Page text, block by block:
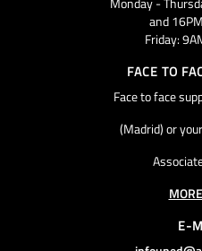
and
Friday:
FACE TO
Face to face
(Madrid) or
E-